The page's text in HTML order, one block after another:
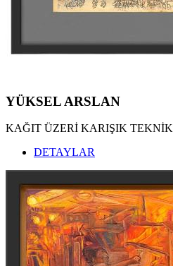
YÜKSEL ARSLAN
KAĞIT ÜZERİ KARIŞIK TEKNİK
DETAYLAR